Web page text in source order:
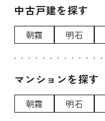
中古戸建を探す
朝霧 明石
マンションを探す
朝霧 明石